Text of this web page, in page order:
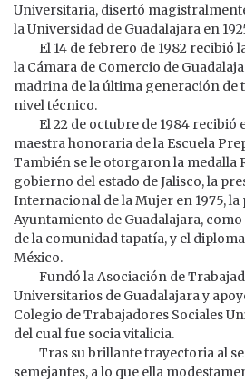
Universitaria, disertó
la Universidad de Guadalajara en
El 14 de febrero de 1982 recibió
la Cámara de Comercio de
madrina de la última generación de
nivel técnico.
El 22 de octubre de 1984
maestra honoraria de la Escuela
También se le otorgaron la medalla
gobierno del estado de Jalisco, la
Internacional de la Mujer en 1975, la
Ayuntamiento de Guadalajara,
de la comunidad tapatía, y el
México.
Fundó la Asociación de
Universitarios de Guadalajara y
Colegio de Trabajadores Sociales
del cual fue socia vitalicia.
Tras su brillante trayectoria al
semejantes, a lo que ella